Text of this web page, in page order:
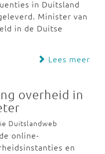
in Duitsland
Minister van
in de Duitse
Lees meer
overheid in
Duitslandweb
online-
en